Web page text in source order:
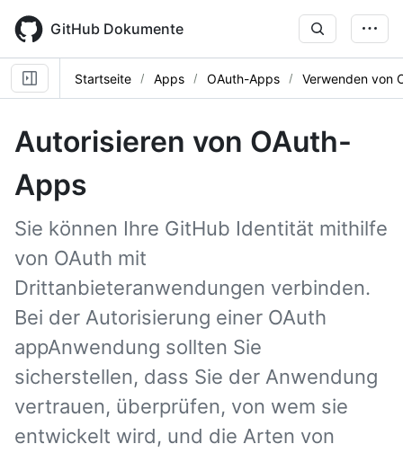
main
content
GitHub Dokumente
Startseite Apps OAuth-Apps Verwenden von
Autorisieren von OAuth-
Apps
Sie können Ihre GitHub Identität mithilfe
von OAuth mit
Drittanbieteranwendungen verbinden.
Bei der Autorisierung einer OAuth
appAnwendung sollten Sie
sicherstellen, dass Sie der Anwendung
vertrauen, überprüfen, von wem sie
entwickelt wird, und die Arten von